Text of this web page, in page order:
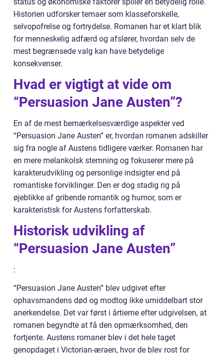
Historien udforsker temaer som klasseforskelle,
selvopofrelse og fortrydelse. Romanen har et klart blik
for menneskelig adfærd og afslører, hvordan selv de
mest begrænsede valg kan have betydelige
konsekvenser.
Hvad er vigtigt at vide om
“Persuasion Jane Austen”?
En af de mest bemærkelsesværdige aspekter ved
“Persuasion Jane Austen” er, hvordan romanen adskiller
sig fra nogle af Austens tidligere værker. Romanen har
en mere melankolsk stemning og fokuserer mere på
karakterudvikling og personlige indsigter end på
romantiske forviklinger. Den er dog stadig rig på
øjeblikke af gribende romantik og humor, som er
karakteristisk for Austens forfatterskab.
Historisk udvikling af
“Persuasion Jane Austen”
:
“Persuasion Jane Austen” blev udgivet efter
ophavsmandens død og modtog ikke umiddelbart stor
anerkendelse. Det var først i årtierne efter udgivelsen, at
romanen begyndte at få den opmærksomhed, den
fortjente. Austens romaner blev i det hele taget
genopdaget i Victorian-æraen, hvor de blev rost for